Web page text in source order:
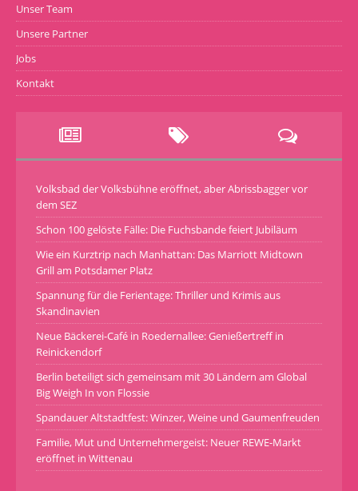
Unser Team
Unsere Partner
Jobs
Kontakt
Volksbad der Volksbühne eröffnet, aber Abrissbagger vor
dem SEZ
Schon 100 gelöste Fälle: Die Fuchsbande feiert Jubiläum
Wie ein Kurztrip nach Manhattan: Das Marriott Midtown
Grill am Potsdamer Platz
Spannung für die Ferientage: Thriller und Krimis aus
Skandinavien
Neue Bäckerei-Café in Roedernallee: Genießertreff in
Reinickendorf
Berlin beteiligt sich gemeinsam mit 30 Ländern am Global
Big Weigh In von Flossie
Spandauer Altstadtfest: Winzer, Weine und Gaumenfreuden
Familie, Mut und Unternehmergeist: Neuer REWE-Markt
eröffnet in Wittenau